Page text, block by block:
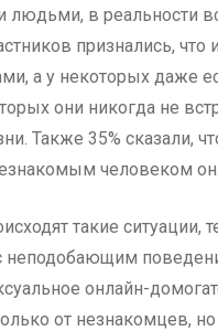
в реальности
признались, что
а у некоторых даже
они никогда не
Также 35% сказали,
человеком
такие ситуации,
неподобающим
онлайн-
от незнакомцев,